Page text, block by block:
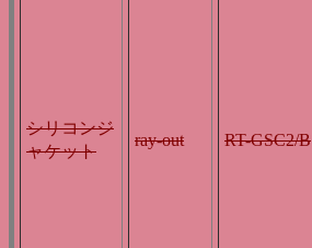
シリコンジ
ャケット
ray-out RT-GSC2/B